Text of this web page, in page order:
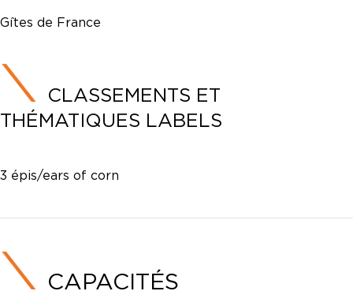
Gîtes de France
CLASSEMENTS ET
THÉMATIQUES LABELS
3 épis/ears of corn
CAPACITÉS